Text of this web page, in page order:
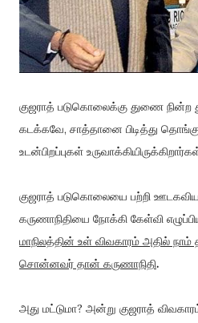
குஜராத் படுகொலைக்கு துணை நின்ற
கடக்கவே, சாத்தானை பிடித்து
உடன்பிறப்புகள்
குஜராத் படுகொலையை பற்றி
கருணாநிதியை நோக்கி கேள்வி
மாநிலத்தின் உள் விவகாரம் அதில் நாம்
சொன்னவர் தான் கருணாநிதி.
அது மட்டுமா? அன்று குஜராத்